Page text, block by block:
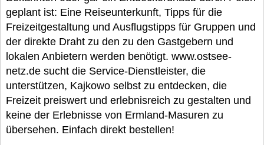
geplant ist: Eine Reiseunterkunft, Tipps für die
Freizeitgestaltung und Ausflugstipps für Gruppen und
der direkte Draht zu den zu den Gastgebern und
lokalen Anbietern werden benötigt. www.ostsee-
netz.de sucht die Service-Dienstleister, die
unterstützen, Kajkowo selbst zu entdecken, die
Freizeit preiswert und erlebnisreich zu gestalten und
keine der Erlebnisse von Ermland-Masuren zu
übersehen. Einfach direkt bestellen!